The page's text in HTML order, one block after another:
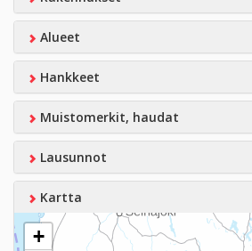
Alueet
Hankkeet
Muistomerkit, haudat
Lausunnot
Kartta
+